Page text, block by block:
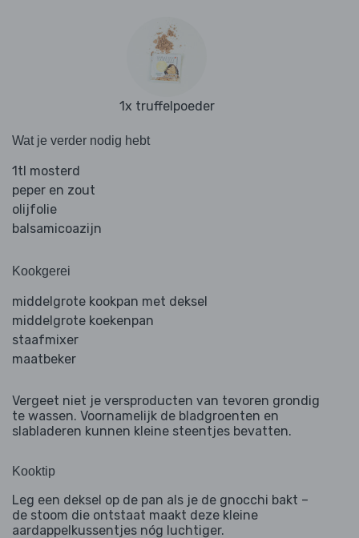
1x truffelpoeder
Wat je verder nodig hebt
1tl mosterd
peper en zout
olijfolie
balsamicoazijn
Kookgerei
middelgrote kookpan met deksel
middelgrote koekenpan
staafmixer
maatbeker
Vergeet niet je versproducten van tevoren grondig
te wassen. Voornamelijk de bladgroenten en
slabladeren kunnen kleine steentjes bevatten.
Kooktip
Leg een deksel op de pan als je de gnocchi bakt –
de stoom die ontstaat maakt deze kleine
aardappelkussentjes nóg luchtiger.